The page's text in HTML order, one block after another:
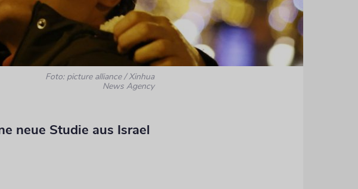
Foto: picture alliance / Xinhua
News Agency
neue Studie aus Israel